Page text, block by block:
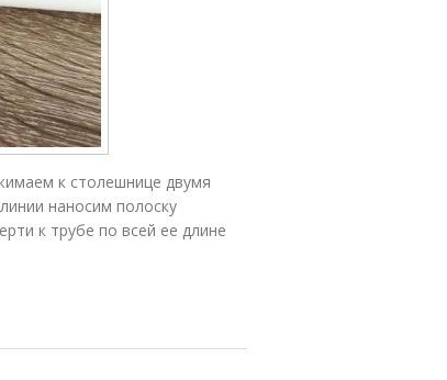
к столешнице двумя
наносим полоску
к трубе по всей ее длине